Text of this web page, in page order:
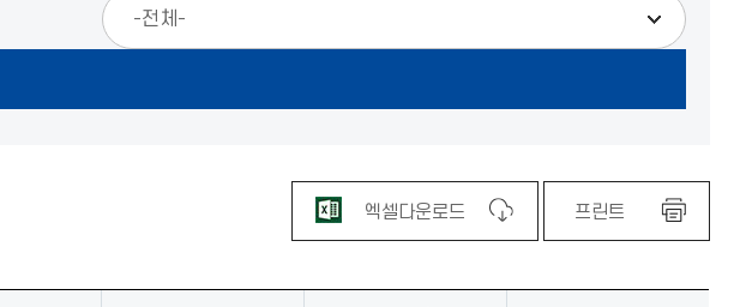
엑셀다운로드 프린트